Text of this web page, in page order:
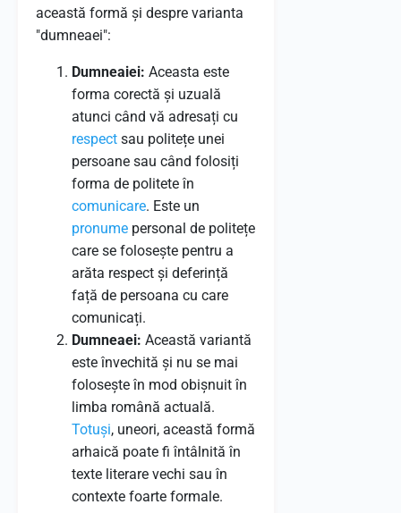
această formă și despre varianta
"dumneaei":
Dumneaiei: Aceasta este
forma corectă și uzuală
atunci când vă adresați cu
respect sau politețe unei
persoane sau când folosiți
forma de politete în
comunicare. Este un
pronume personal de politețe
care se folosește pentru a
arăta respect și deferință
față de persoana cu care
comunicați.
Dumneaei: Această variantă
este învechită și nu se mai
folosește în mod obișnuit în
limba română actuală.
Totuși, uneori, această formă
arhaică poate fi întâlnită în
texte literare vechi sau în
contexte foarte formale.